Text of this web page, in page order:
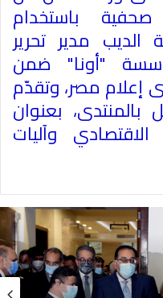
باستخدام
الديب مدير تحرير
"أونا" ضمن
إعلام مصر، وتقدّم
بعنوان
وآليات